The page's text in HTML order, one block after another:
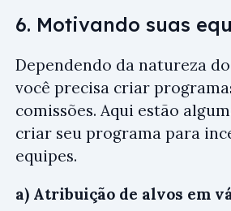
6. Motivando suas
Dependendo da natureza
você precisa criar
comissões. Aqui estão
criar seu programa para
equipes.
a) Atribuição de alvos em